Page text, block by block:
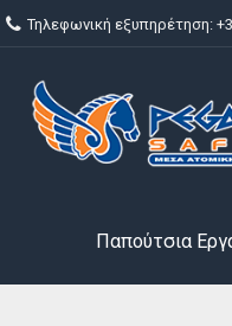
Τηλεφωνική εξυπηρέτηση:
Παπούτσια